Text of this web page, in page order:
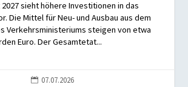
sieht höhere Investitionen in das
Die Mittel für Neu- und Ausbau aus dem
Verkehrsministeriums steigen von etwa
Euro. Der Gesamtetat...
 07.07.2026